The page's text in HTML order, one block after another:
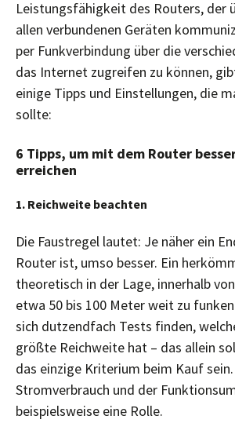
Leistungsfähigkeit des Routers, der
allen verbundenen Geräten
per Funkverbindung über die
das Internet zugreifen zu können,
einige Tipps und Einstellungen, die
sollte:
6 Tipps, um mit dem Router
erreichen
1. Reichweite beachten
Die Faustregel lautet: Je näher ein
Router ist, umso besser. Ein
theoretisch in der Lage, innerhalb
etwa 50 bis 100 Meter weit zu
sich dutzendfach Tests finden,
größte Reichweite hat – das allein
das einzige Kriterium beim Kauf sein.
Stromverbrauch und der
beispielsweise eine Rolle.